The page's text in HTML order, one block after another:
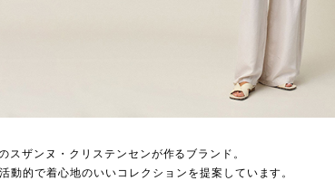
ザンヌ・クリステンセンが作るブランド。
的で着心地のいいコレクションを提案しています。